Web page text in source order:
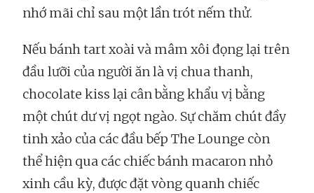
nhớ mãi chỉ sau một lần trót nếm thử.
Nếu bánh tart xoài và mâm xôi đọng lại trên
đầu lưỡi của người ăn là vị chua thanh,
chocolate kiss lại cân bằng khẩu vị bằng
một chút dư vị ngọt ngào. Sự chăm chút đầy
tinh xảo của các đầu bếp The Lounge còn
thể hiện qua các chiếc bánh macaron nhỏ
xinh cầu kỳ, được đặt vòng quanh chiếc